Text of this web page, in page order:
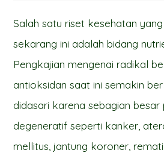
Salah satu riset kesehatan
sekarang ini adalah bidang
Pengkajian mengenai radikal
antioksidan saat ini semakin
didasari karena sebagian besar
degeneratif seperti kanker,
mellitus, jantung koroner,